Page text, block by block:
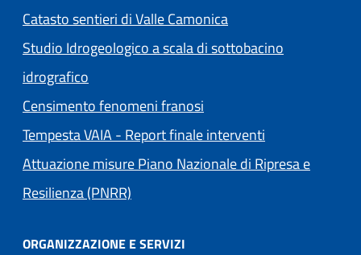
Catasto sentieri di Valle Camonica
Studio Idrogeologico a scala di sottobacino
idrografico
Censimento fenomeni franosi
Tempesta VAIA - Report finale interventi
Attuazione misure Piano Nazionale di Ripresa e
Resilienza (PNRR)
ORGANIZZAZIONE E SERVIZI